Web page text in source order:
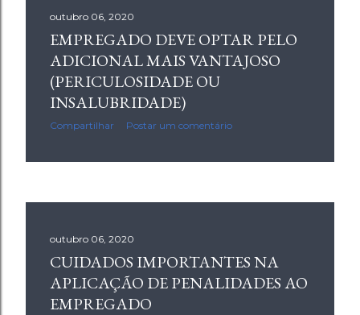
outubro 06, 2020
EMPREGADO DEVE OPTAR PELO
ADICIONAL MAIS VANTAJOSO
(PERICULOSIDADE OU
INSALUBRIDADE)
Compartilhar Postar um comentário
outubro 06, 2020
CUIDADOS IMPORTANTES NA
APLICAÇÃO DE PENALIDADES AO
EMPREGADO